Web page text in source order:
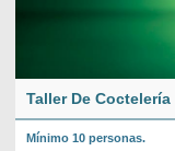
Taller De Coctelería
Mínimo 10 personas.